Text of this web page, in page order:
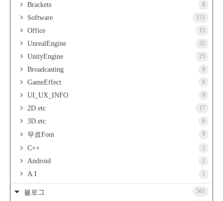
Brackets 8
Software 151
Office 15
UnrealEngine 32
UnityEngine 25
Broadcasting 9
GameEffect 9
UI_UX_INFO 9
2D.etc 17
3D.etc 6
무료Font 9
C++ 2
Android 2
A.I 1
블로그 561